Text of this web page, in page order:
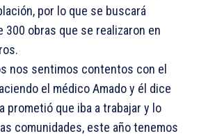
por lo que se buscará
300 obras que se realizaron en
nos sentimos contentos con el
el médico Amado y él dice
prometió que iba a trabajar y lo
comunidades, este año tenemos